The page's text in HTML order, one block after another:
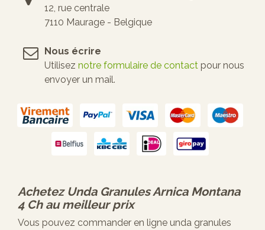
12, rue centrale
7110 Maurage - Belgique
Nous écrire
Utilisez notre formulaire de contact pour nous
envoyer un mail.
Achetez Unda Granules Arnica Montana
4 Chau meilleur prix
Vous pouvez commander en ligne unda granules